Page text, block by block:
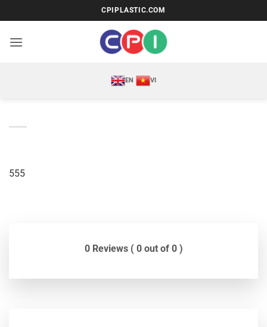
qua
nội
CPIPLASTIC.COM
EN VI
555
0 Reviews ( 0 out of 0 )